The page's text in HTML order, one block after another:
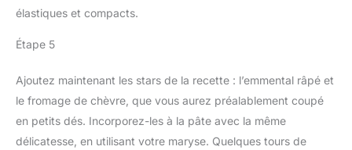
élastiques et compacts.
Étape 5
Ajoutez maintenant les stars de la recette : l’emmental râpé et
le fromage de chèvre, que vous aurez préalablement coupé
en petits dés. Incorporez-les à la pâte avec la même
délicatesse, en utilisant votre maryse. Quelques tours de